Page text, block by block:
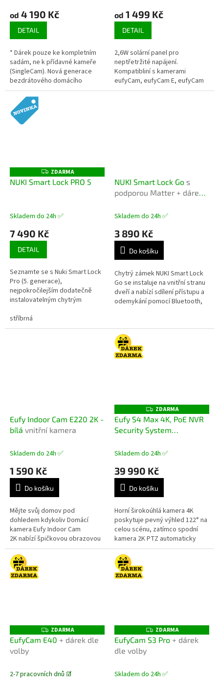
od 4 190 Kč
DETAIL
* Dárek pouze ke kompletním
sadám, ne k přídavné kameře
(SingleCam). Nová generace
bezdrátového domácího
zapezpečovacího systému s
umělou inteligencí, rozlišením
4K a výdrží až...
od 1 499 Kč
DETAIL
2,6W solární panel pro
neptřetržité napájení.
Kompatibliní s kamerami
eufyCam, eufyCam E, eufyCam
2C/2C Pro, eufyCam 2/2 Pro,
Z
D
A
ZDARMA
NUKI Smart Lock PRO 5
Skladem do 24h ✅
7 490 Kč
DETAIL
Seznamte se s Nuki Smart Lock
Pro (5. generace),
nejpokročilejším dodatečně
instalovatelným chytrým
pohodlí a vytříbený design.
Užijte si snadný...
stříbrná
NUKI Smart Lock Go s
podporou Matter + dárek
Skladem do 24h ✅
3 890 Kč
Do košíku
Chytrý zámek NUKI Smart Lock
Go se instaluje na vnitřní stranu
dveří a nabízí sdílení přístupu a
odemykání pomocí Bluetooth,
Eufy Indoor Cam E220 2K -
bílá vnitřní kamera
Skladem do 24h ✅
1 590 Kč
Do košíku
Mějte svůj domov pod
dohledem kdykoliv Domácí
kamera Eufy Indoor Cam
2K nabízí špičkovou obrazovou
kvalitu, obousměrnou
komunikaci a široké možnosti
sledování...
Z
D
A
R
ZDARMA
Eufy S4 Max 4K, PoE NVR
Security System
systém
Skladem do 24h ✅
39 990 Kč
Do košíku
Horní širokoúhlá kamera 4K
poskytuje pevný výhled 122° na
celou scénu, zatímco spodní
kamera 2K PTZ automaticky
zaostří až na vzdálenost 50
metrů. Když horní kamera
detekuje...
Z
D
A
ZDARMA
EufyCam E40 + dárek dle
volby
2-7 pracovních dnů ☑️
Z
D
A
ZDARMA
EufyCam S3 Pro + dárek
dle volby
Skladem do 24h ✅